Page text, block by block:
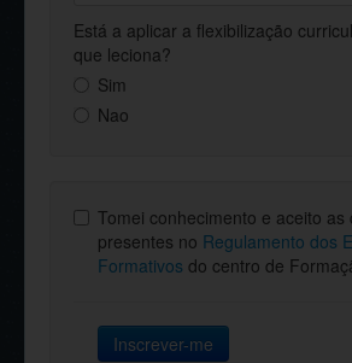
Está a aplicar a flexibilização
que leciona?
Sim
Nao
Tomei conhecimento e aceito as
presentes no Regulamento dos
Formativos do centro de
Inscrever-me